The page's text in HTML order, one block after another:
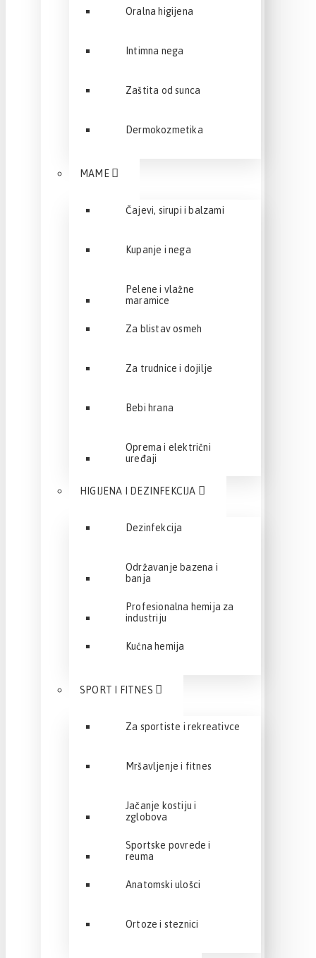
Oralna higijena
Intimna nega
Zaštita od sunca
Dermokozmetika
MAME
Čajevi, sirupi i balzami
Kupanje i nega
Pelene i vlažne
maramice
Za blistav osmeh
Za trudnice i dojilje
Bebi hrana
Oprema i električni
uređaji
HIGIJENA I DEZINFEKCIJA
Dezinfekcija
Održavanje bazena i
banja
Profesionalna hemija za
industriju
Kućna hemija
SPORT I FITNES
Za sportiste i rekreativce
Mršavljenje i fitnes
Jačanje kostiju i
zglobova
Sportske povrede i
reuma
Anatomski ulošci
Ortoze i steznici